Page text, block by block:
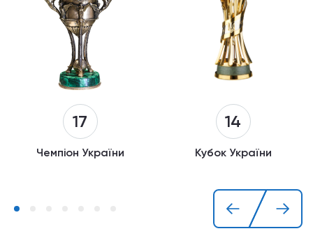
17
Чемпіон України
14
Кубок України